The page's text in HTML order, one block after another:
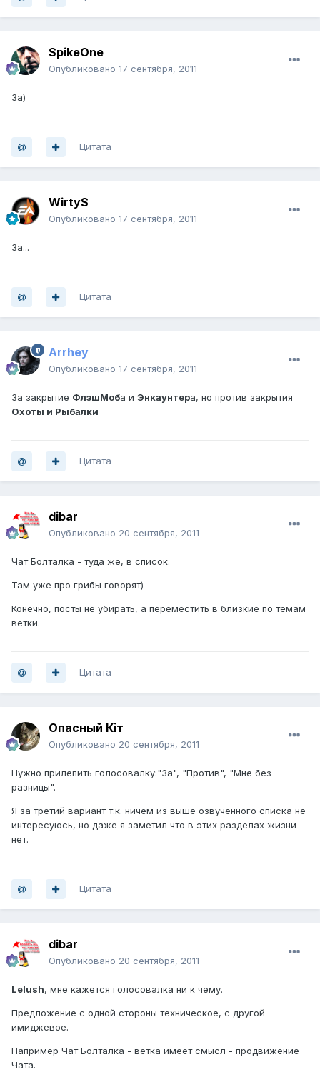
SpikeOne
Опубликовано 17 сентября, 2011
За)
Цитата
WirtyS
Опубликовано 17 сентября, 2011
За...
Цитата
Arrhey
Опубликовано 17 сентября, 2011
За закрытие ФлэшМоба и Энкаунтера, но против закрытия
Охоты и Рыбалки
Цитата
dibar
Опубликовано 20 сентября, 2011
Чат Болталка - туда же, в список.
Там уже про грибы говорят)
Конечно, посты не убирать, а переместить в близкие по темам
ветки.
Цитата
Опасный Кiт
Опубликовано 20 сентября, 2011
Нужно прилепить голосовалку:"За", "Против", "Мне без
разницы".
Я за третий вариант т.к. ничем из выше озвученного списка не
интересуюсь, но даже я заметил что в этих разделах жизни
нет.
Цитата
dibar
Опубликовано 20 сентября, 2011
Lelush, мне кажется голосовалка ни к чему.
Предложение с одной стороны техническое, с другой
имиджевое.
Например Чат Болталка - ветка имеет смысл - продвижение
Чата.